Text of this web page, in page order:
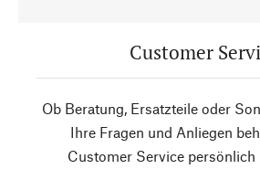
Customer
Ob Beratung, Ersatzteile oder
Ihre Fragen und Anliegen
Customer Service